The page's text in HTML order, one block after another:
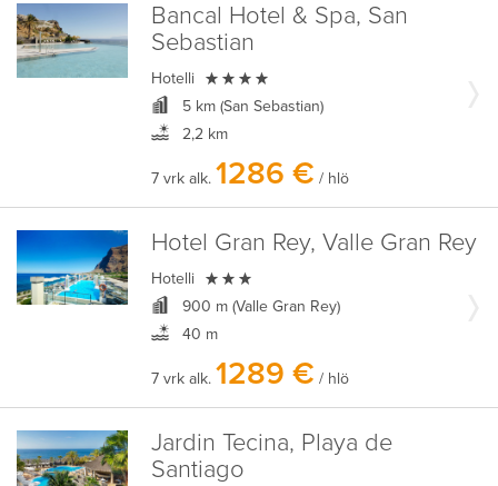
Bancal Hotel & Spa, San
Sebastian
Hotelli 
5 km (San Sebastian)
2,2 km
7 vrk alk. 1286 € / hlö
Hotel Gran Rey, Valle Gran Rey
Hotelli 
900 m (Valle Gran Rey)
40 m
7 vrk alk. 1289 € / hlö
Jardin Tecina, Playa de
Santiago